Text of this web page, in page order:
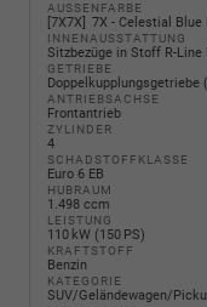
AUSSENFARBE
7X7X 7X - Celestial Blue
INNENAUSSTATTUNG
Sitzbezüge in Stoff R-Line
GETRIEBE
Doppelkupplungsgetriebe
ANTRIEBSACHSE
Frontantrieb
ZYLINDER
4
SCHADSTOFFKLASSE
Euro 6 EB
HUBRAUM
1.498 ccm
LEISTUNG
110 kW (150 PS)
KRAFTSTOFF
Benzin
KATEGORIE
SUV/Geländewagen/